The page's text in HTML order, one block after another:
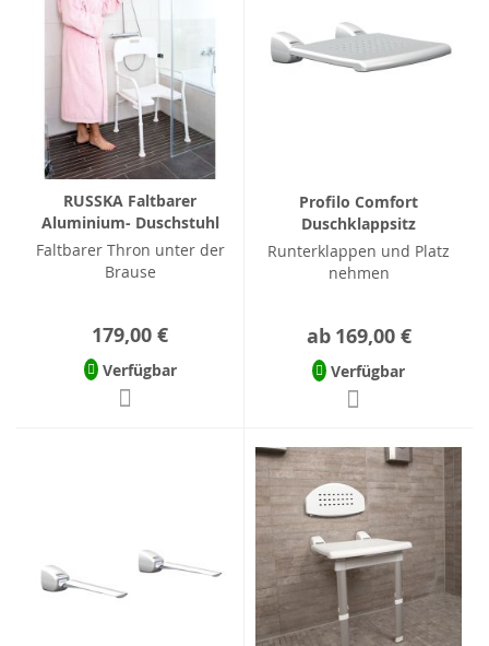
RUSSKA Faltbarer
Aluminium- Duschstuhl
Faltbarer Thron unter der
Brause
179,00 €
Verfügbar
Profilo Comfort
Duschklappsitz
Runterklappen und Platz
nehmen
ab 169,00 €
Verfügbar